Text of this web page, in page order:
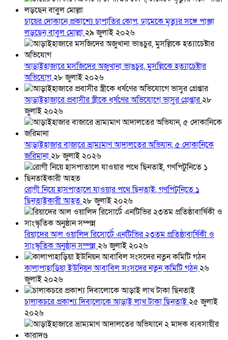
চায়ের দোকানে প্রকাশ্যে চাপাতির কোপ, ঢামেকে মৃত্যুর সঙ্গে পাঞ্জা
লড়ছেন বাবুল মোল্লা২৯ জুলাই ২০২৬
আড়াইহাজারে মস‌জি‌দের অজুখানা ভাঙচুর, মুসল্লিকে হত্যাচেষ্টার
অভিযোগ২৮ জুলাই ২০২৬
আড়াইহাজারে প্রবাসীর স্ত্রীকে ধর্ষণের অভিযোগে ভাসুর গ্রেপ্তার২৮
জুলাই ২০২৬
আড়াইহাজার বাজারে ভ্রাম্যমাণ আদালতের অভিযান, ৫ দোকানিকে
জরিমানা২৮ জুলাই ২০২৬
রোগী নিয়ে হাসপাতালে যাওয়ার পথে ছিনতাই, গণপিটুনিতে ১
ছিনতাইকারী আহত২৮ জুলাই ২০২৬
রিয়াদের আল ওয়ালিদ রিসোর্টে এনটিভির ২৩তম প্রতিষ্ঠাবার্ষিকী ও
সাংস্কৃতিক অনুষ্ঠান সম্পন্ন২৬ জুলাই ২০২৬
কালাপাহাড়িয়া ইউনিয়ন আবাবিল সংসদের নতুন কমিটি গঠন২৬
জুলাই ২০২৬
চালাকচরে প্রকাশ্য দিবালোকে আড়াই লাখ টাকা ছিনতাই২৫ জুলাই
২০২৬